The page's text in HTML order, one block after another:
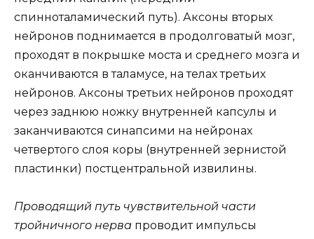
спинноталамический путь). Аксоны вторых
нейронов поднимается в продолговатый мозг,
проходят в покрышке моста и среднего мозга и
оканчиваются в таламусе, на телах третьих
нейронов. Аксоны третьих нейронов проходят
через заднюю ножку внутренней капсулы и
заканчиваются синапсими на нейронах
четвертого слоя коры (внутренней зернистой
пластинки) постцентральной извилины.
Проводящий путь чувствительной части
тройничного нерва проводит импульсы